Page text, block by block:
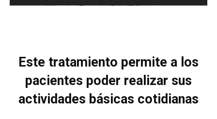
Este tratamiento permite a los
pacientes poder realizar sus
actividades básicas cotidianas